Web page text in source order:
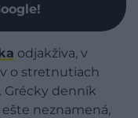
odjakživa, v
o stretnutiach
Grécky denník
neznamená,